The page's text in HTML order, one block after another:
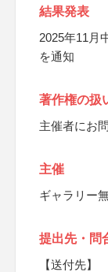
結果発表
2025年11月
を通知
著作権の扱
主催者にお
主催
ギャラリー
提出先・問
【送付先】